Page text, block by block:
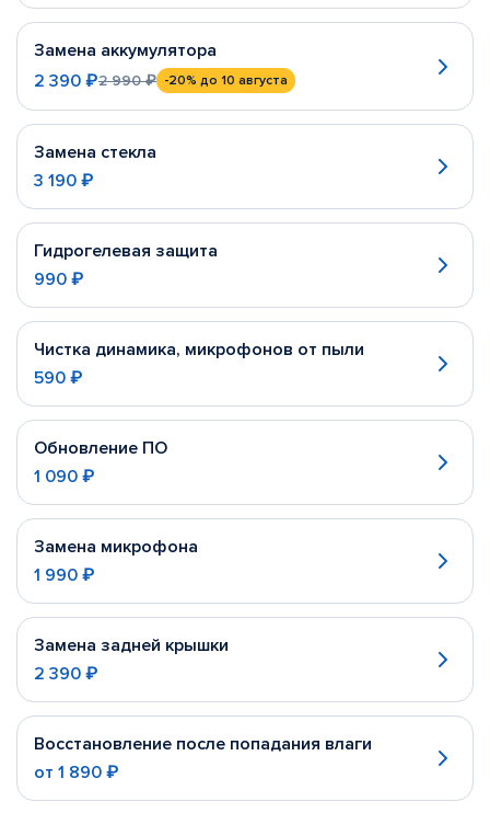
Замена аккумулятора
2 390 ₽2 990 ₽ -20% до 10 августа
Замена стекла
3 190 ₽
Гидрогелевая защита
990 ₽
Чистка динамика, микрофонов от пыли
590 ₽
Обновление ПО
1 090 ₽
Замена микрофона
1 990 ₽
Замена задней крышки
2 390 ₽
Восстановление после попадания влаги
от 1 890 ₽